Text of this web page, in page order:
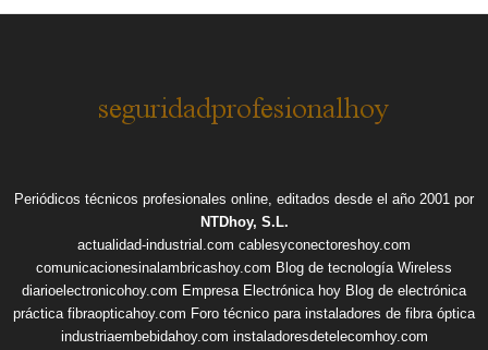
Periódicos técnicos profesionales online, editados desde el año 2001 por
NTDhoy, S.L.
actualidad-industrial.com cablesyconectoreshoy.com
comunicacionesinalambricashoy.com Blog de tecnología Wireless
diarioelectronicohoy.com Empresa Electrónica hoy Blog de electrónica
práctica fibraopticahoy.com Foro técnico para instaladores de fibra óptica
industriaembebidahoy.com instaladoresdetelecomhoy.com